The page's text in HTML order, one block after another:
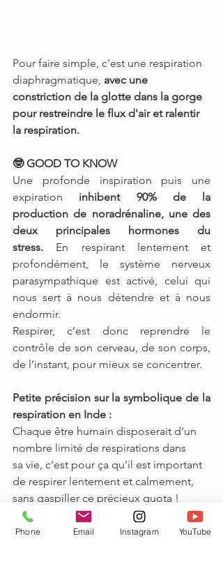
Pour faire simple, c'est une respiration
diaphragmatique, avec une
constriction de la glotte dans la gorge
pour restreindre le flux d'air et ralentir
la respiration.
🤓 GOOD TO KNOW
Une profonde inspiration puis une
expiration inhibent 90% de la
production de noradrénaline, une des
deux principales hormones du
stress. En respirant lentement et
profondément, le système nerveux
parasympathique est activé, celui qui
nous sert à nous détendre et à nous
endormir.
Respirer, c’est donc reprendre le
contrôle de son cerveau, de son corps,
de l’instant, pour mieux se concentrer.
Petite précision sur la symbolique de la
respiration en Inde :
Chaque être humain disposerait d’un
nombre limité de respirations dans
sa vie, c’est pour ça qu’il est important
de respirer lentement et calmement,
sans gaspiller ce précieux quota !
Phone Email Instagram YouTube